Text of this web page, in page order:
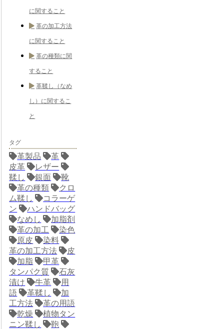
に関すること
革の加工方法
に関すること
革の種類に関
すること
革鞣し（なめ
し）に関するこ
と
タグ
革製品
革
皮革
レザー
鞣し
銀面
靴
革の種類
クロ
ム鞣し
コラーゲ
ン
ハンドバッグ
なめし
加脂剤
革の加工
染色
原皮
染料
革の加工方法
皮
加脂
甲革
タンパク質
石灰
漬け
牛革
用
語
革鞣し
加
工方法
革の用語
乾燥
植物タン
ニン鞣し
鞄